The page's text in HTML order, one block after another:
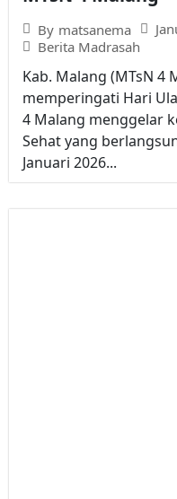
By matsanema
Berita Madrasah
Kab. Malang (MTsN
memperingati Hari
4 Malang menggelar
Sehat yang
Januari 2026...